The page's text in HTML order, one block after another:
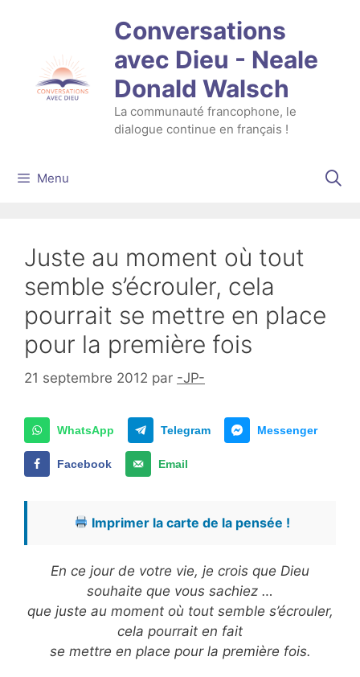
Conversations
avec Dieu - Neale
Donald Walsch
La communauté francophone, le
dialogue continue en français !
Menu
Juste au moment où tout
semble s’écrouler, cela
pourrait se mettre en place
pour la première fois
21 septembre 2012 par -JP-
WhatsApp Telegram Messenger
Facebook Email
Imprimer la carte de la pensée !
En ce jour de votre vie, je crois que Dieu
souhaite que vous sachiez …
que juste au moment où tout semble s’écrouler,
cela pourrait en fait
se mettre en place pour la première fois.